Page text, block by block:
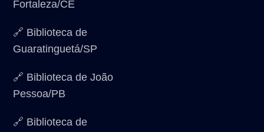
Fortaleza/CE
🔗 Biblioteca de
Guaratinguetá/SP
🔗 Biblioteca de João
Pessoa/PB
🔗 Biblioteca de